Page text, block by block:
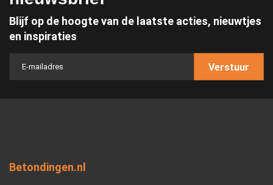
Blijf op de hoogte van de laatste acties, nieuwtjes
en inspiraties
Verstuur
Betondingen.nl